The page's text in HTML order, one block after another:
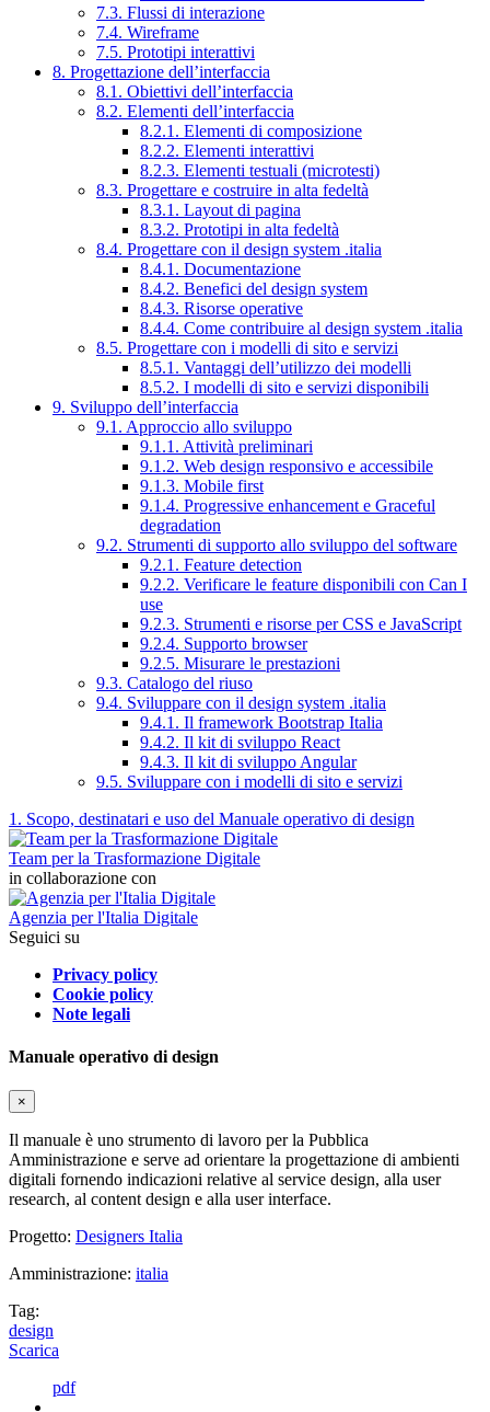
7.3. Flussi di interazione
7.4. Wireframe
7.5. Prototipi interattivi
8. Progettazione dell’interfaccia
8.1. Obiettivi dell’interfaccia
8.2. Elementi dell’interfaccia
8.2.1. Elementi di composizione
8.2.2. Elementi interattivi
8.2.3. Elementi testuali (microtesti)
8.3. Progettare e costruire in alta fedeltà
8.3.1. Layout di pagina
8.3.2. Prototipi in alta fedeltà
8.4. Progettare con il design system .italia
8.4.1. Documentazione
8.4.2. Benefici del design system
8.4.3. Risorse operative
8.4.4. Come contribuire al design system .italia
8.5. Progettare con i modelli di sito e servizi
8.5.1. Vantaggi dell’utilizzo dei modelli
8.5.2. I modelli di sito e servizi disponibili
9. Sviluppo dell’interfaccia
9.1. Approccio allo sviluppo
9.1.1. Attività preliminari
9.1.2. Web design responsivo e accessibile
9.1.3. Mobile first
9.1.4. Progressive enhancement e Graceful
degradation
9.2. Strumenti di supporto allo sviluppo del software
9.2.1. Feature detection
9.2.2. Verificare le feature disponibili con Can I
use
9.2.3. Strumenti e risorse per CSS e JavaScript
9.2.4. Supporto browser
9.2.5. Misurare le prestazioni
9.3. Catalogo del riuso
9.4. Sviluppare con il design system .italia
9.4.1. Il framework Bootstrap Italia
9.4.2. Il kit di sviluppo React
9.4.3. Il kit di sviluppo Angular
9.5. Sviluppare con i modelli di sito e servizi
1. Scopo, destinatari e uso del Manuale operativo di design
Team per la Trasformazione Digitale
in collaborazione con
Agenzia per l'Italia Digitale
Seguici su
Privacy policy
Cookie policy
Note legali
Manuale operativo di design
×
Il manuale è uno strumento di lavoro per la Pubblica
Amministrazione e serve ad orientare la progettazione di ambienti
digitali fornendo indicazioni relative al service design, alla user
research, al content design e alla user interface.
Progetto: Designers Italia
Amministrazione: italia
Tag:
design
Scarica
pdf